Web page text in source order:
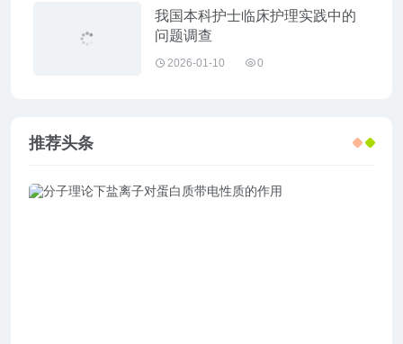
我国本科护士临床护理实践中的
问题调查
2026-01-10 0
推荐头条